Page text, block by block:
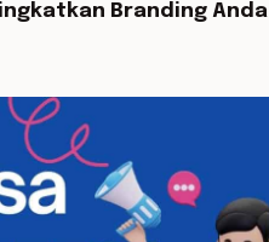
Branding Anda